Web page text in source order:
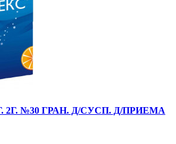
2Г. №30 ГРАН. Д/СУСП. Д/ПРИЕМА